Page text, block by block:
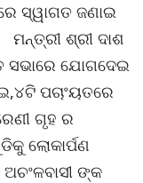
ସ୍ୱାଗତ ଜଣାଇ
ଶ୍ରୀ ଦାଶ
ଯୋଗଦେଇ
ପଚାଂୟତରେ
ଗୃହ ର
ଲୋକାର୍ପଣ
ଙ୍କ